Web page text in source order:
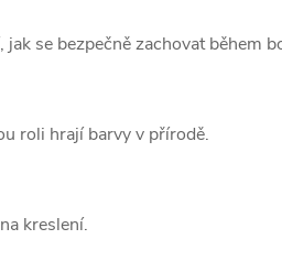
se bezpečně zachovat během
roli hrají barvy v přírodě.
kreslení.